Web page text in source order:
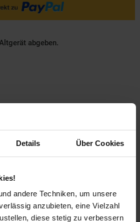
Details Über Cookies
andere Techniken, um unsere
anzubieten, eine Vielzahl
diese stetig zu verbessern
abgeben.